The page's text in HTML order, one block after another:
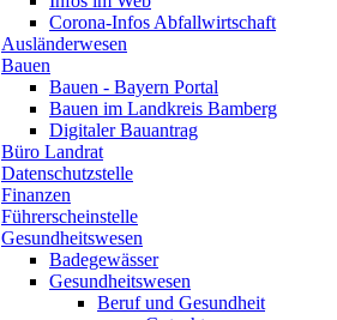
Corona-Infos Abfallwirtschaft
Ausländerwesen
Bauen
Bauen - Bayern Portal
Bauen im Landkreis Bamberg
Digitaler Bauantrag
Büro Landrat
Datenschutzstelle
Finanzen
Führerscheinstelle
Gesundheitswesen
Badegewässer
Gesundheitswesen
Beruf und Gesundheit